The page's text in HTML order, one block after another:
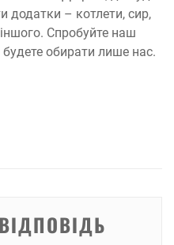
додатки – котлети, сир,
Спробуйте наш
обирати лише нас.